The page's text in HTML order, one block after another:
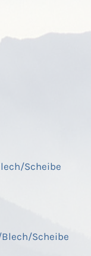
Scheibe
Scheibe